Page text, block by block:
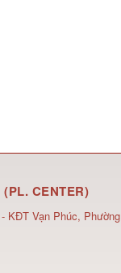
CENTER)
KĐT Vạn Phúc, Phường